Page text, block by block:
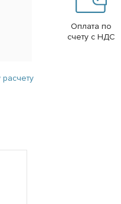
Оплата по
счету с НДС